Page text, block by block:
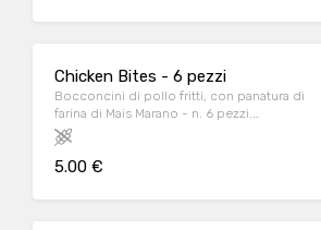
Chicken Bites - 6 pezzi
Bocconcini di pollo fritti, con panatura di
farina di Mais Marano - n. 6 pezzi.
>>>>>PROVALI CON LE NOSTRE SALSINE
ARTIGIANALI!
5.00 €